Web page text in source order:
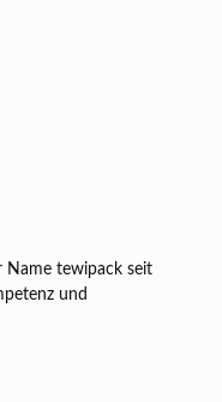
Name tewipack seit
und